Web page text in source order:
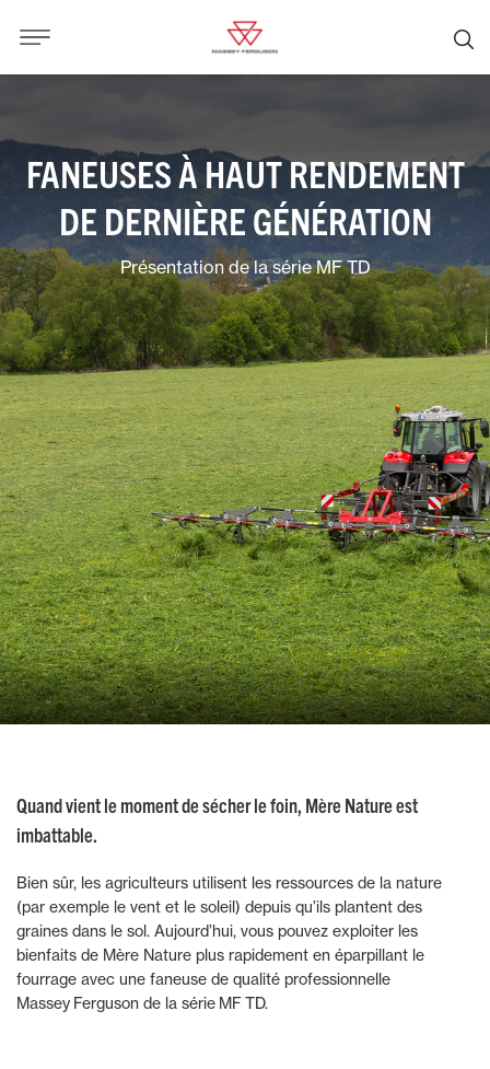
FANEUSES À HAUT RENDEMENT
DE DERNIÈRE GÉNÉRATION
Présentation de la série MF TD
Quand vient le moment de sécher le foin, Mère Nature est
imbattable.
Bien sûr, les agriculteurs utilisent les ressources de la nature
(par exemple le vent et le soleil) depuis qu’ils plantent des
graines dans le sol. Aujourd’hui, vous pouvez exploiter les
bienfaits de Mère Nature plus rapidement en éparpillant le
fourrage avec une faneuse de qualité professionnelle
Massey Ferguson de la série MF TD.